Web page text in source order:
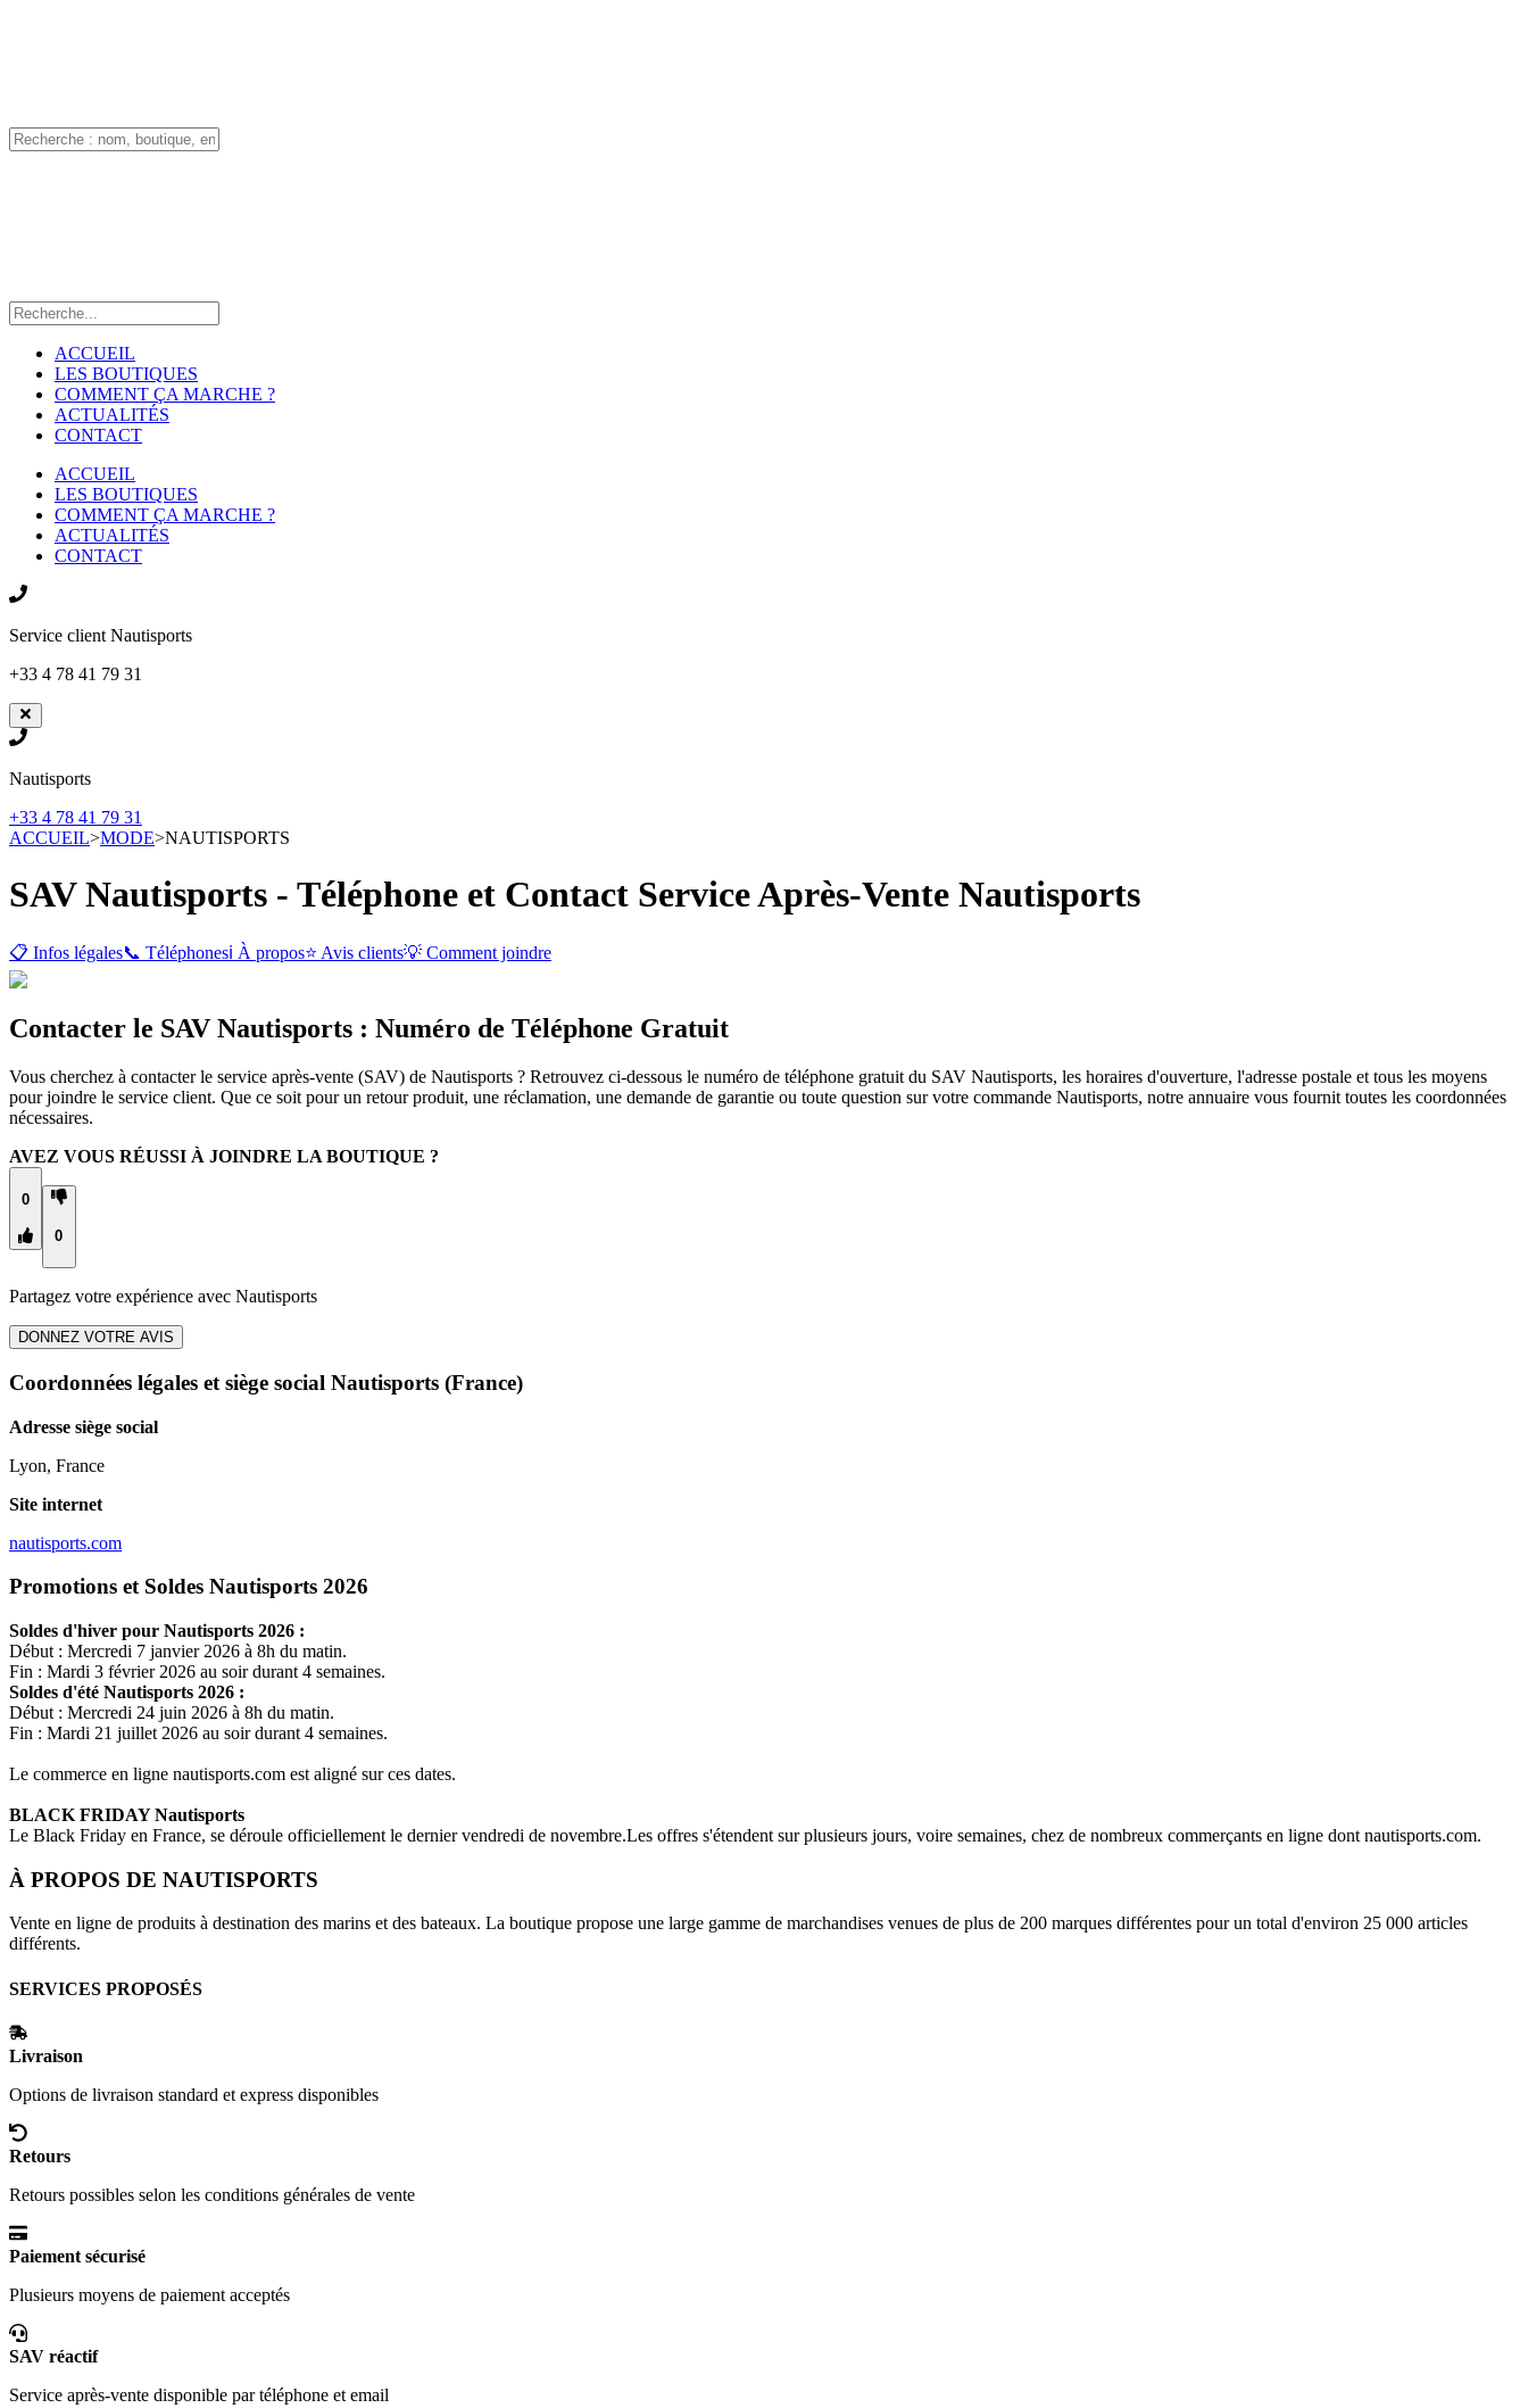
ACCUEIL
LES BOUTIQUES
COMMENT ÇA MARCHE ?
ACTUALITÉS
CONTACT
ACCUEIL
LES BOUTIQUES
COMMENT ÇA MARCHE ?
ACTUALITÉS
CONTACT
Service client Nautisports
+33 4 78 41 79 31
Nautisports
+33 4 78 41 79 31
ACCUEIL>MODE>NAUTISPORTS
SAV Nautisports - Téléphone et Contact Service Après-Vente Nautisports
📋 Infos légales📞 Téléphonesℹ️ À propos⭐ Avis clients💡 Comment joindre
Contacter le SAV Nautisports : Numéro de Téléphone Gratuit
Vous cherchez à contacter le service après-vente (SAV) de Nautisports ? Retrouvez ci-dessous le numéro de téléphone gratuit du SAV Nautisports, les horaires d'ouverture, l'adresse postale et tous les moyens
pour joindre le service client. Que ce soit pour un retour produit, une réclamation, une demande de garantie ou toute question sur votre commande Nautisports, notre annuaire vous fournit toutes les coordonnées
nécessaires.
AVEZ VOUS RÉUSSI À JOINDRE LA BOUTIQUE ?
0
0
Partagez votre expérience avec Nautisports
DONNEZ VOTRE AVIS
Coordonnées légales et siège social Nautisports (France)
Adresse siège social
Lyon, France
Site internet
nautisports.com
Promotions et Soldes Nautisports 2026
Soldes d'hiver pour Nautisports 2026 :
Début : Mercredi 7 janvier 2026 à 8h du matin.
Fin : Mardi 3 février 2026 au soir durant 4 semaines.
Soldes d'été Nautisports 2026 :
Début : Mercredi 24 juin 2026 à 8h du matin.
Fin : Mardi 21 juillet 2026 au soir durant 4 semaines.
Le commerce en ligne nautisports.com est aligné sur ces dates.
BLACK FRIDAYNautisports
Le Black Friday en France, se déroule officiellement le dernier vendredi de novembre.Les offres s'étendent sur plusieurs jours, voire semaines, chez de nombreux commerçants en ligne dont nautisports.com.
À PROPOS DE NAUTISPORTS
Vente en ligne de produits à destination des marins et des bateaux. La boutique propose une large gamme de marchandises venues de plus de 200 marques différentes pour un total d'environ 25 000 articles
différents.
SERVICES PROPOSÉS
Livraison
Options de livraison standard et express disponibles
Retours
Retours possibles selon les conditions générales de vente
Paiement sécurisé
Plusieurs moyens de paiement acceptés
SAV réactif
Service après-vente disponible par téléphone et email